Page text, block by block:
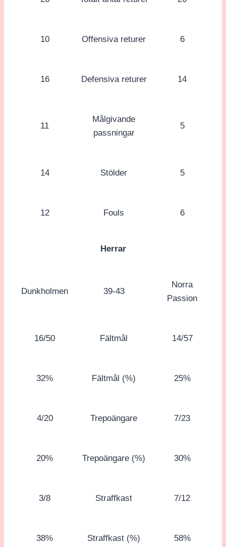
10 Offensiva returer 6
16 Defensiva returer 14
11
Målgivande
passningar
5
14 Stölder 5
12 Fouls 6
Herrar
Dunkholmen 39-43
Norra
Passion
16/50 Fältmål 14/57
32% Fältmål (%) 25%
4/20 Trepoängare 7/23
20% Trepoängare (%) 30%
3/8 Straffkast 7/12
38% Straffkast (%) 58%